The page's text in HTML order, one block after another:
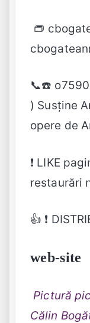
👝
📞☎️
) Susține
opere de
❗ LIKE
restaurări
👍 ❗
web-site
Pictură
Călin